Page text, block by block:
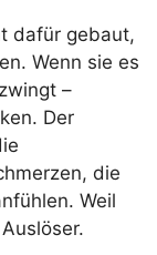
dafür gebaut,
Wenn sie es
–
Der
die
Weil